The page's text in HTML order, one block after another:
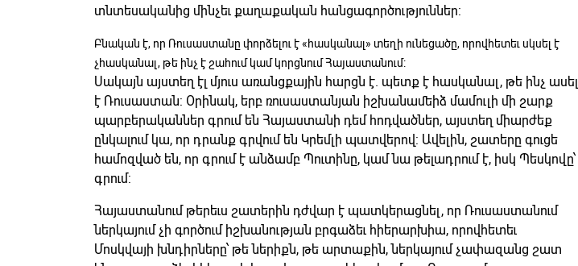
տնտեսականից մինչեւ քաղաքական հանցագործություններ:
Բնական է, որ Ռուսաստանը փորձելու է «հասկանալ» տեղի ունեցածը, որովհետեւ սկսել է
չհասկանալ, թե ինչ է շահում կամ կորցնում Հայաստանում:
Սակայն այստեղ էլ մյուս առանցքային հարցն է. պետք է հասկանալ, թե ինչ ասել
է Ռուսաստան: Օրինակ, երբ ռուսաստանյան իշխանամեիձ մամուլի մի շարք
պարբերականներ գրում են Հայաստանի դեմ հոդվածներ, այստեղ միարժեք
ընկալում կա, որ դրանք գրվում են Կրեմլի պատվերով: Ավելին, շատերը գուցե
համոզված են, որ գրում է անձամբ Պուտինը, կամ նա թելադրում է, իսկ Պեսկովը՝
գրում:
Հայաստանում թերեւս շատերին դժվար է պատկերացնել, որ Ռուսաստանում
ներկայում չի գործում իշխանության բրգաձեւ հիերարխիա, որովհետեւ
Մոսկվայի խնդիրները՝ թե ներիքն, թե արտաքին, ներկայում չափազանց շատ